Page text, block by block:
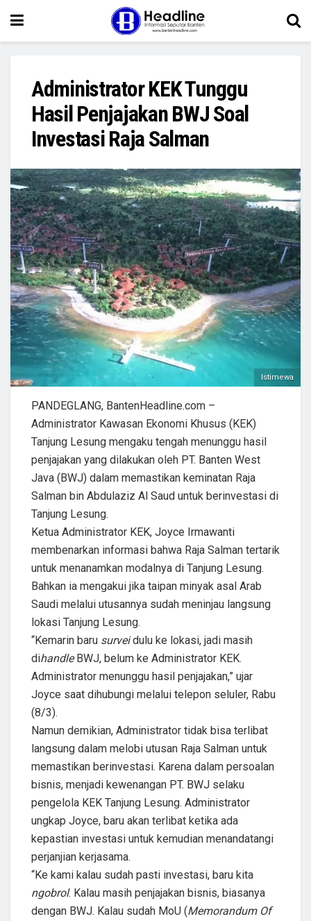
Administrator KEK Tunggu
Hasil Penjajakan BWJ Soal
Investasi Raja Salman
Istimewa
PANDEGLANG, BantenHeadline.com –
Administrator Kawasan Ekonomi Khusus (KEK)
Tanjung Lesung mengaku tengah menunggu hasil
penjajakan yang dilakukan oleh PT. Banten West
Java (BWJ) dalam memastikan keminatan Raja
Salman bin Abdulaziz Al Saud untuk berinvestasi di
Tanjung Lesung.
Ketua Administrator KEK, Joyce Irmawanti
membenarkan informasi bahwa Raja Salman tertarik
untuk menanamkan modalnya di Tanjung Lesung.
Bahkan ia mengakui jika taipan minyak asal Arab
Saudi melalui utusannya sudah meninjau langsung
lokasi Tanjung Lesung.
“Kemarin baru surveidulu ke lokasi, jadi masih
dihandleBWJ, belum ke Administrator KEK.
Administrator menunggu hasil penjajakan,” ujar
Joyce saat dihubungi melalui telepon seluler, Rabu
(8/3).
Namun demikian, Administrator tidak bisa terlibat
langsung dalam melobi utusan Raja Salman untuk
memastikan berinvestasi. Karena dalam persoalan
bisnis, menjadi kewenangan PT. BWJ selaku
pengelola KEK Tanjung Lesung. Administrator
ungkap Joyce, baru akan terlibat ketika ada
kepastian investasi untuk kemudian menandatangi
perjanjian kerjasama.
“Ke kami kalau sudah pasti investasi, baru kita
ngobrol. Kalau masih penjajakan bisnis, biasanya
dengan BWJ. Kalau sudah MoU (Memorandum Of